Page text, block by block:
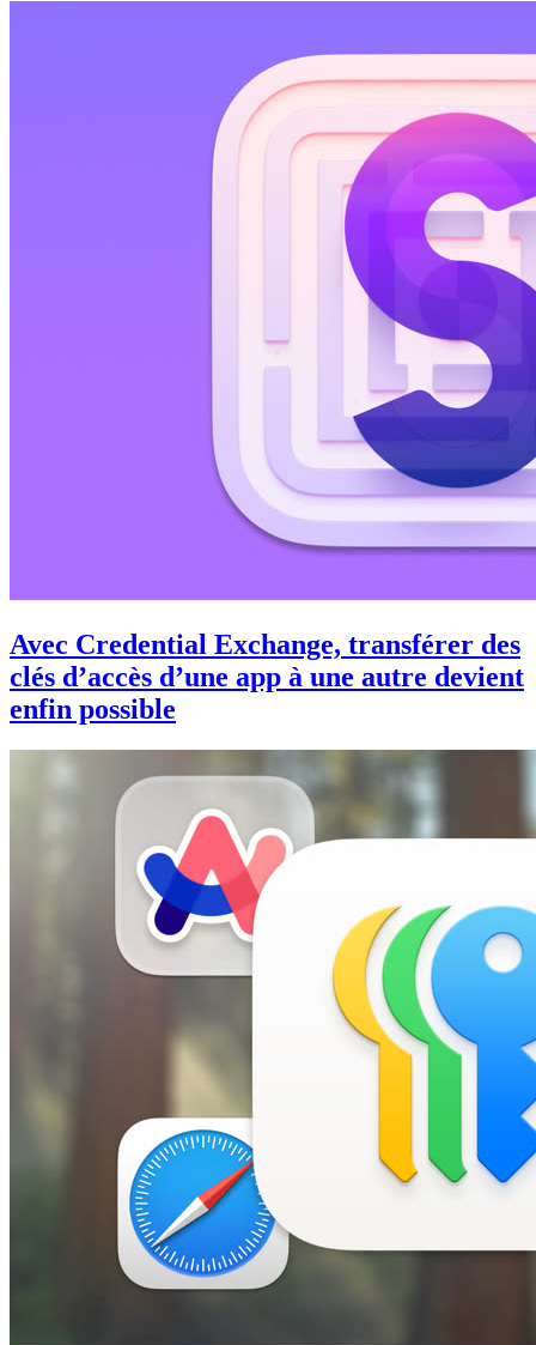
Avec Credential Exchange, transférer des
clés d’accès d’une app à une autre devient
enfin possible